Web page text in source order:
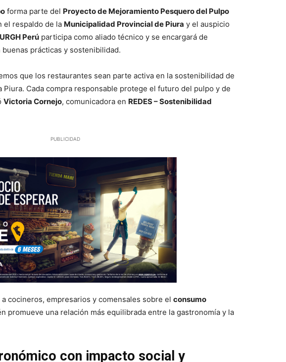
forma parte del Proyecto de Mejoramiento Pesquero del Pulpo
el respaldo de la Municipalidad Provincial de Piura y el auspicio
Perú participa como aliado técnico y se encargará de
prácticas y sostenibilidad.
que los restaurantes sean parte activa en la sostenibilidad de
Cada compra responsable protege el futuro del pulpo y de
Victoria Cornejo, comunicadora en REDES – Sostenibilidad
PUBLICIDAD
cocineros, empresarios y comensales sobre el consumo
promueve una relación más equilibrada entre la gastronomía y la
con impacto social y